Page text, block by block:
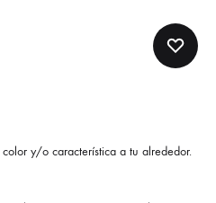
y/o característica a tu alrededor.